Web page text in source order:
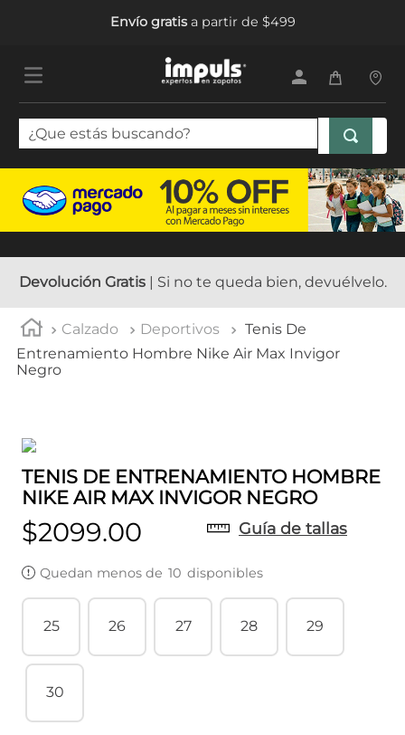
Envío gratisa partir de $499
¿Que estás buscando?
Devolución Gratis| Si no te queda bien, devuélvelo.
Calzado Deportivos
Tenis De
Entrenamiento Hombre Nike Air Max Invigor
Negro
TENIS DE ENTRENAMIENTO HOMBRE
NIKE AIR MAX INVIGOR NEGRO
$2099.00 Guía de tallas
Quedan menos de 10 disponibles
25 26 27 28 29
30
TÉRMINOS MÁS BUSCADOS
1.
sandalias mujer
tenis hombre
5. tenis